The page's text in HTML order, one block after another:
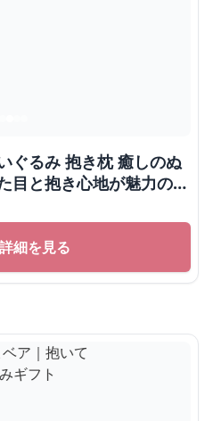
ぐるみ 抱き枕 癒しのぬ
目と抱き心地が魅力のぬ
細を見る